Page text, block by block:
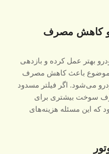
و کاهش مصرف
بهتر عمل کرده و بازدهی
موضوع باعث کاهش مصرف
می‌شود. اگر فیلتر مسدود
سوخت بیشتری برای
این مسئله هزینه‌های